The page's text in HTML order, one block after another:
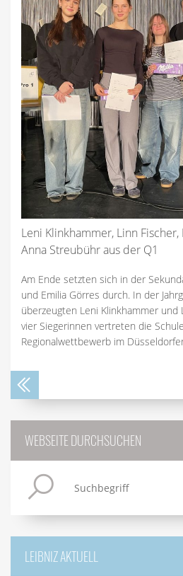
Leni Klinkhammer, Linn
Anna Streubühr aus der Q1
Am Ende setzten sich in der
und Emilia Görres durch. In der
überzeugten Leni Klinkhammer und
vier Siegerinnen vertreten die
Regionalwettbewerb im
WEBSEITE DURCHSUCHEN
LEIBNIZ AKTUELL